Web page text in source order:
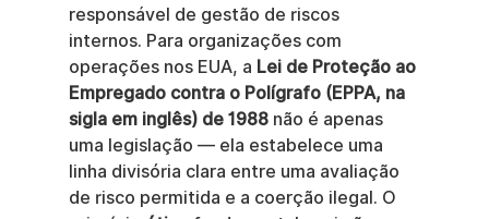
responsável de gestão de riscos
internos. Para organizações com
operações nos EUA, a Lei de Proteção ao
Empregado contra o Polígrafo (EPPA, na
sigla em inglês) de 1988 não é apenas
uma legislação — ela estabelece uma
linha divisória clara entre uma avaliação
de risco permitida e a coerção ilegal. O